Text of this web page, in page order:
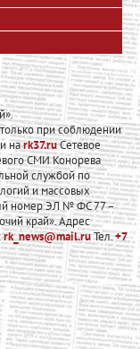
при соблюдении
наrk37.ruСетевое
СМИ Конорева
службой по
и массовых
номер ЭЛ № ФС 77 –
край». Адрес
rk_news@mail.ruТел.+7